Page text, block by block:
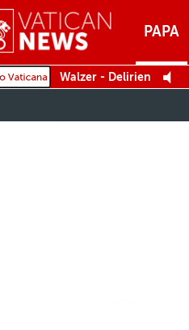
MENU
PAPA
Walzer - Delirien